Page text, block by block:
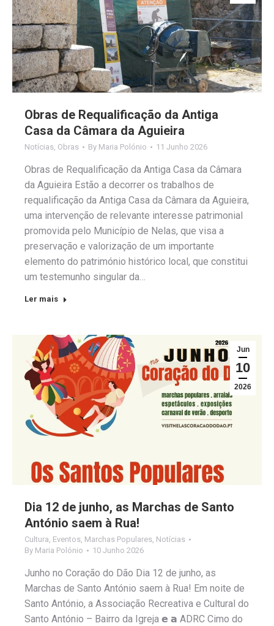
Obras de Requalificação da Antiga
Casa da Câmara da Aguieira
Notícias, Obras By Maria Polónio 11 Junho 2026
Obras de Requalificação da Antiga Casa da Câmara
da Aguieira Estão a decorrer os trabalhos de
requalificação da Antiga Casa da Câmara da Aguieira,
uma intervenção de relevante interesse patrimonial
promovida pelo Município de Nelas, que visa a
preservação e valorização de um importante
elemento do património histórico local, que constitui
um testemunho singular da…
Ler mais
Jun
10
2026
Dia 12 de junho, as Marchas de Santo
António saem à Rua!
Cultura Eventos Marchas Populares Notícias
By Maria Polónio 10 Junho 2026
Junho no Coração do Dão Dia 12 de junho, as
Marchas de Santo António saem à Rua! Em noite de
Santo António, a Associação Recreativa e Cultural do
Santo António – Bairro da Igreja 𝗲 𝗮 ADRC Cimo do